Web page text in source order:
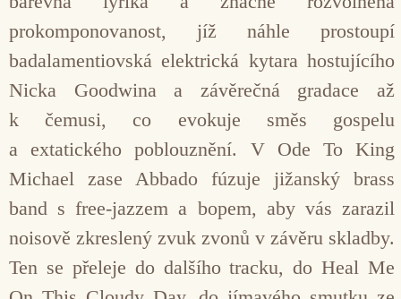
prokomponovanost, jíž náhle prostoupí
badalamentiovská elektrická kytara hostujícího
Nicka Goodwina a závěrečná gradace až
k čemusi, co evokuje směs gospelu
a extatického poblouznění. V Ode To King
Michael zase Abbado fúzuje jižanský brass
band s free-jazzem a bopem, aby vás zarazil
noisově zkreslený zvuk zvonů v závěru skladby.
Ten se přeleje do dalšího tracku, do Heal Me